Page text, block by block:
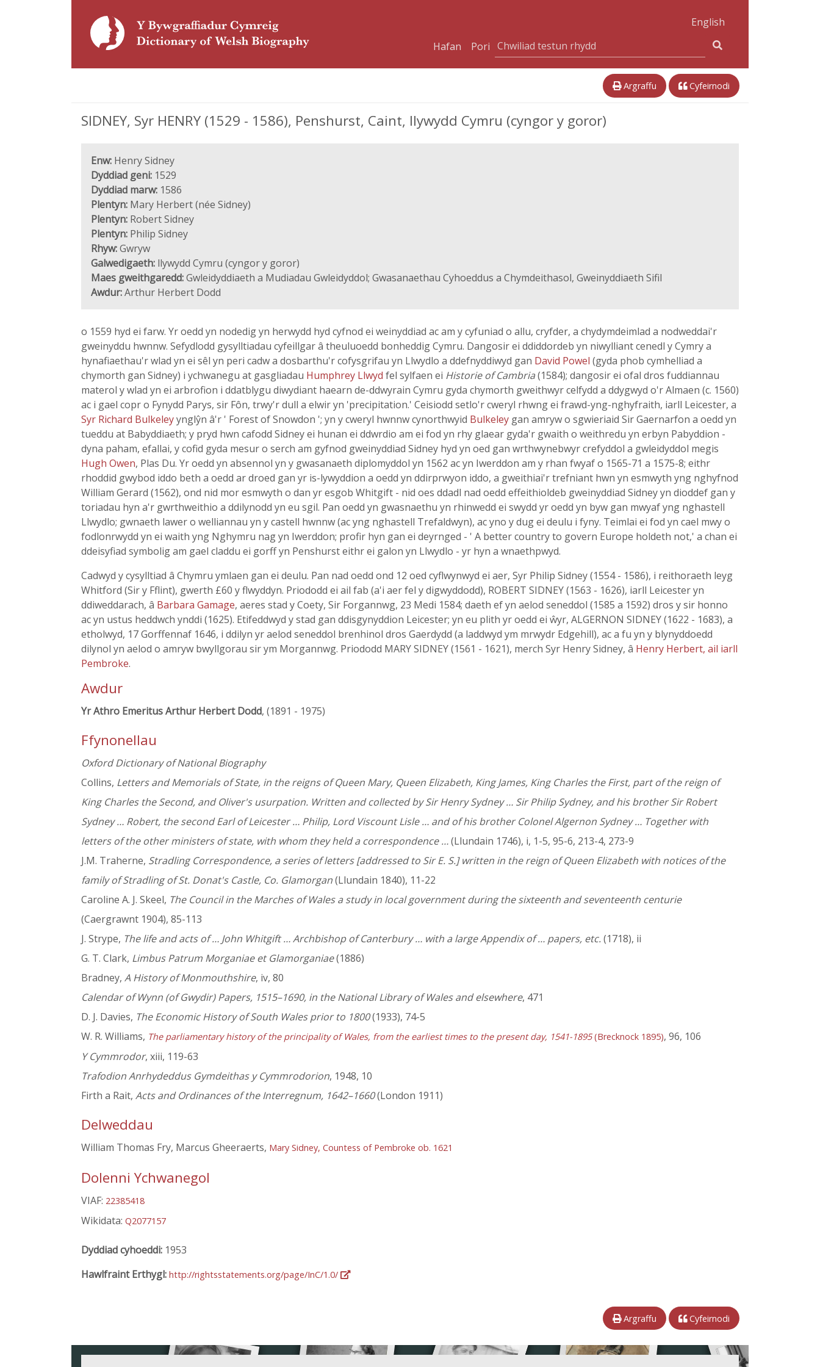
English
Hafan
Pori
Argraffu Cyfeirnodi
SIDNEY, Syr HENRY (1529 - 1586), Penshurst, Caint, llywydd Cymru (cyngor y goror)
Enw: Henry Sidney
Dyddiad geni: 1529
Dyddiad marw: 1586
Plentyn: Mary Herbert (née Sidney)
Plentyn: Robert Sidney
Plentyn: Philip Sidney
Rhyw:Gwryw
Galwedigaeth: llywydd Cymru (cyngor y goror)
Maes gweithgaredd:Gwleidyddiaeth a Mudiadau Gwleidyddol; Gwasanaethau Cyhoeddus a Chymdeithasol, Gweinyddiaeth Sifil
Awdur:Arthur Herbert Dodd
o 1559 hyd ei farw. Yr oedd yn nodedig yn herwydd hyd cyfnod ei weinyddiad ac am y cyfuniad o allu, cryfder, a chydymdeimlad a nodweddai'r
gweinyddu hwnnw. Sefydlodd gysylltiadau cyfeillgar â theuluoedd bonheddig Cymru. Dangosir ei ddiddordeb yn niwylliant cenedl y Cymry a
hynafiaethau'r wlad yn ei sêl yn peri cadw a dosbarthu'r cofysgrifau yn Llwydlo a ddefnyddiwyd gan David Powel (gyda phob cymhelliad a
chymorth gan Sidney) i ychwanegu at gasgliadau Humphrey Llwyd fel sylfaen ei Historie of Cambria(1584); dangosir ei ofal dros fuddiannau
materol y wlad yn ei arbrofion i ddatblygu diwydiant haearn de-ddwyrain Cymru gyda chymorth gweithwyr celfydd a ddygwyd o'r Almaen (c. 1560)
ac i gael copr o Fynydd Parys, sir Fôn, trwy'r dull a elwir yn 'precipitation.' Ceisiodd setlo'r cweryl rhwng ei frawd-yng-nghyfraith, iarll Leicester, a
Syr Richard Bulkeleyynglŷn â'r ' Forest of Snowdon '; yn y cweryl hwnnw cynorthwyid Bulkeley gan amryw o sgwieriaid Sir Gaernarfon a oedd yn
tueddu at Babyddiaeth; y pryd hwn cafodd Sidney ei hunan ei ddwrdio am ei fod yn rhy glaear gyda'r gwaith o weithredu yn erbyn Pabyddion -
dyna paham, efallai, y cofid gyda mesur o serch am gyfnod gweinyddiad Sidney hyd yn oed gan wrthwynebwyr crefyddol a gwleidyddol megis
Hugh Owen, Plas Du. Yr oedd yn absennol yn y gwasanaeth diplomyddol yn 1562 ac yn Iwerddon am y rhan fwyaf o 1565-71 a 1575-8; eithr
rhoddid gwybod iddo beth a oedd ar droed gan yr is-lywyddion a oedd yn ddirprwyon iddo, a gweithiai'r trefniant hwn yn esmwyth yng nghyfnod
William Gerard (1562), ond nid mor esmwyth o dan yr esgob Whitgift - nid oes ddadl nad oedd effeithioldeb gweinyddiad Sidney yn dioddef gan y
toriadau hyn a'r gwrthweithio a ddilynodd yn eu sgil. Pan oedd yn gwasnaethu yn rhinwedd ei swydd yr oedd yn byw gan mwyaf yng nghastell
Llwydlo; gwnaeth lawer o welliannau yn y castell hwnnw (ac yng nghastell Trefaldwyn), ac yno y dug ei deulu i fyny. Teimlai ei fod yn cael mwy o
fodlonrwydd yn ei waith yng Nghymru nag yn Iwerddon; profir hyn gan ei deyrnged - ' A better country to govern Europe holdeth not,' a chan ei
ddeisyfiad symbolig am gael claddu ei gorff yn Penshurst eithr ei galon yn Llwydlo - yr hyn a wnaethpwyd.
Cadwyd y cysylltiad â Chymru ymlaen gan ei deulu. Pan nad oedd ond 12 oed cyflwynwyd ei aer, Syr Philip Sidney (1554 - 1586), i reithoraeth leyg
Whitford (Sir y Fflint), gwerth £60 y flwyddyn. Priododd ei ail fab (a'i aer fel y digwyddodd), ROBERT SIDNEY (1563 - 1626), iarll Leicester yn
ddiweddarach, â Barbara Gamage, aeres stad y Coety, Sir Forgannwg, 23 Medi 1584; daeth ef yn aelod seneddol (1585 a 1592) dros y sir honno
ac yn ustus heddwch ynddi (1625). Etifeddwyd y stad gan ddisgynyddion Leicester; yn eu plith yr oedd ei ŵyr, ALGERNON SIDNEY (1622 - 1683), a
etholwyd, 17 Gorffennaf 1646, i ddilyn yr aelod seneddol brenhinol dros Gaerdydd (a laddwyd ym mrwydr Edgehill), ac a fu yn y blynyddoedd
dilynol yn aelod o amryw bwyllgorau sir ym Morgannwg. Priododd MARY SIDNEY (1561 - 1621), merch Syr Henry Sidney, â Henry Herbert, ail iarll
Pembroke.
Awdur
Yr Athro Emeritus Arthur Herbert Dodd, (1891 - 1975)
Ffynonellau
Oxford Dictionary of National Biography
Collins, Letters and Memorials of State, in the reigns of Queen Mary, Queen Elizabeth, King James, King Charles the First, part of the reign of
King Charles the Second, and Oliver's usurpation. Written and collected by Sir Henry Sydney … Sir Philip Sydney, and his brother Sir Robert
Sydney … Robert, the second Earl of Leicester … Philip, Lord Viscount Lisle … and of his brother Colonel Algernon Sydney … Together with
letters of the other ministers of state, with whom they held a correspondence …(Llundain 1746), i, 1-5, 95-6, 213-4, 273-9
J.M. Traherne, Stradling Correspondence, a series of letters [addressed to Sir E. S.] written in the reign of Queen Elizabeth with notices of the
family of Stradling of St. Donat's Castle, Co. Glamorgan(Llundain 1840), 11-22
Caroline A. J. Skeel, The Council in the Marches of Wales a study in local government during the sixteenth and seventeenth centurie
(Caergrawnt 1904), 85-113
J. Strype, The life and acts of … John Whitgift … Archbishop of Canterbury … with a large Appendix of … papers, etc.(1718), ii
G. T. Clark, Limbus Patrum Morganiae et Glamorganiae(1886)
Bradney, A History of Monmouthshire, iv, 80
Calendar of Wynn (of Gwydir) Papers, 1515–1690, in the National Library of Wales and elsewhere, 471
D. J. Davies, The Economic History of South Wales prior to 1800(1933), 74-5
W. R. Williams, The parliamentary history of the principality of Wales, from the earliest times to the present day, 1541-1895(Brecknock 1895), 96, 106
Y Cymmrodor, xiii, 119-63
Trafodion Anrhydeddus Gymdeithas y Cymmrodorion, 1948, 10
Firth a Rait, Acts and Ordinances of the Interregnum, 1642–1660(London 1911)
Delweddau
William Thomas Fry, Marcus Gheeraerts, Mary Sidney, Countess of Pembroke ob. 1621
Dolenni Ychwanegol
VIAF: 22385418
Wikidata: Q2077157
Dyddiad cyhoeddi: 1953
Hawlfraint Erthygl: http://rightsstatements.org/page/InC/1.0/
Argraffu Cyfeirnodi